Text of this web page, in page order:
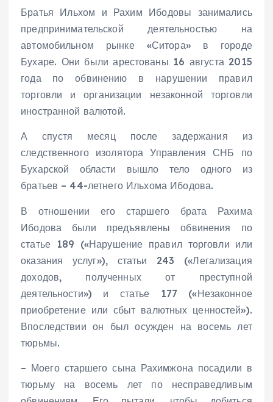
Братья Ильхом и Рахим Ибодовы занимались
предпринимательской деятельностью на
автомобильном рынке «Ситора» в городе
Бухаре. Они были арестованы 16 августа 2015
года по обвинению в нарушении правил
торговли и организации незаконной торговли
иностранной валютой.
А спустя месяц после задержания из
следственного изолятора Управления СНБ по
Бухарской области вышло тело одного из
братьев – 44-летнего Ильхома Ибодова.
В отношении его старшего брата Рахима
Ибодова были предъявлены обвинения по
статье 189 («Нарушение правил торговли или
оказания услуг»), статьи 243 («Легализация
доходов, полученных от преступной
деятельности») и статье 177 («Незаконное
приобретение или сбыт валютных ценностей»).
Впоследствии он был осужден на восемь лет
тюрьмы.
– Моего старшего сына Рахимжона посадили в
тюрьму на восемь лет по несправедливым